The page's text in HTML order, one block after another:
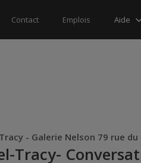
Contact Emplois Aide
- Galerie Nelson 79 rue
Tracy-